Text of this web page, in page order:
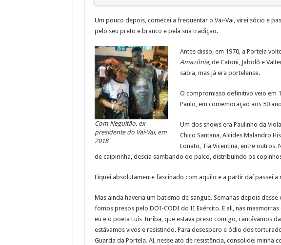
Um pouco depois, comecei a frequentar o Vai-Vai, virei sócio e
pelo seu preto e branco e pela sua tradição.
Com Neguitão, ex-
presidente do Vai-Vai, em
2018
Antes disso, em 1970, a Portela
Amazônia, de Catoni, Jabolô e
sabia, mas já era portelense.
O compromisso definitivo veio em
Paulo, em comemoração aos 50
Um dos shows era Paulinho da
Chico Santana, Alcides Malandro
Lonato, Tia Vicentina, entre outros.
de caipirinha, descia sambando do palco, distribuindo os
Fiquei absolutamente fascinado com aquilo e a partir daí passei
Mas ainda haveria um batismo de sangue. Semanas depois
fomos presos pelo DOI-CODI do II Exército. E ali, nas
eu e o poeta Luis Turiba, que estava preso comigo, cantávamos
estávamos vivos e resistindo. Para desespero e ódio dos
Guarda da Portela. Aí, nesse ato de resistência, consolidei minha